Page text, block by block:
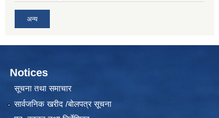
अन्य
Notices
सूचना तथा समाचार
सार्वजनिक खरीद /बोलपत्र सूचना